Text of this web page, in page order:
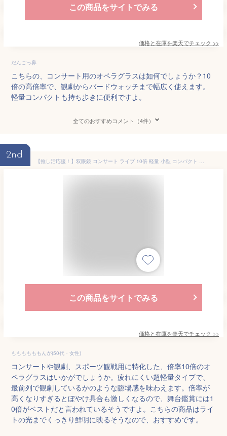
この商品をサイトでみる
価格と在庫を楽天でチェック >>
だんごっ鼻
こちらの、コンサート用のオペラグラスは如何でしょうか？10
倍の高倍率で、観劇からバードウォッチまで幅広く使えます。
軽量コンパクトも持ち歩きに便利ですよ。
全てのおすすめコメント（4件）
2nd
【推し活応援！】双眼鏡 コンサート ライブ 10倍 軽量 小型 コンパクト 倍率 全8色 子供 大人 推し活 推し色 メンバーカラー 望遠鏡 オペラグラス 観劇 舞台 フェス スポーツ 観戦 ドーム スタジアム サッカー 野球 競馬 めがね対応 ストラップ付 ホビナビ [★]
この商品をサイトでみる
価格と在庫を楽天でチェック >>
ももももももんが(50代・女性)
コンサートや観劇、スポーツ観戦用に特化した、倍率10倍のオ
ペラグラスはいかがでしょうか。疲れにくい超軽量タイプで、
最前列で観劇しているかのような臨場感を味わえます。倍率が
高くなりすぎるとぼやけ具合も激しくなるので、舞台鑑賞には1
0倍がベストだと言われているそうですよ。こちらの商品はライ
トの光までくっきり鮮明に映るそうなので、おすすめです。